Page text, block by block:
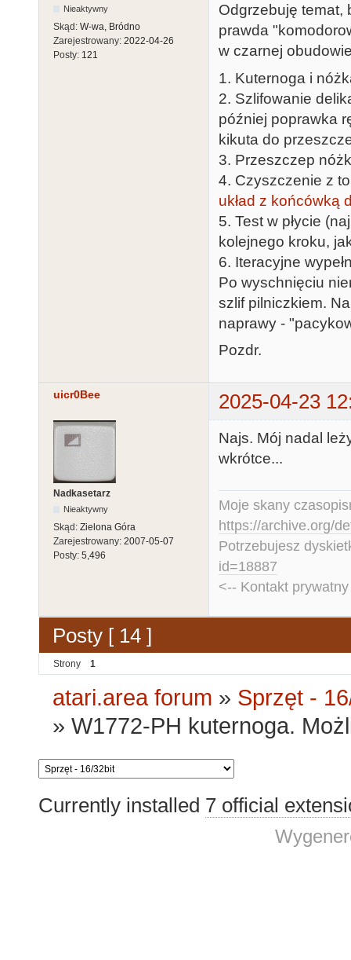
Nieaktywny
Skąd: W-wa, Bródno
Zarejestrowany: 2022-04-26
Posty: 121
Odgrzebuję temat,
prawda
w czarnej
1. Kuternoga i
2. Szlifowanie
później poprawka
kikuta do
3. Przeszczep
4. Czyszczenie z
układ z końcówką
5. Test w płycie
kolejnego kroku,
6. Iteracyjne
Po wyschnięciu
szlif pilniczkiem.
naprawy -
Pozdr.
uicr0Bee 2025-04-23
Nadkasetarz
Nieaktywny
Skąd: Zielona Góra
Zarejestrowany: 2007-05-07
Posty: 5,496
Najs. Mój nadal
wkrótce...
Moje skany
https://archive.org/
Potrzebujesz
id=18887
<-- Kontakt
Posty [ 14 ]
Strony 1
atari.area forum » Sprzęt -
»W1772-PH kuternoga.
Currently installed 7 official